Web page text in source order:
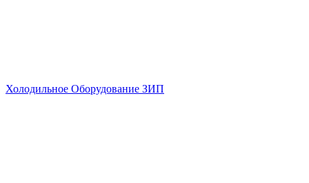
Холодильное Оборудование ЗИП